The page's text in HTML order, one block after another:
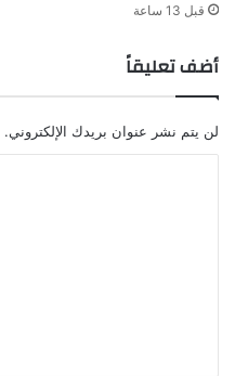
قبل 13 ساعة
أضف تعليقاً
لن يتم نشر عنوان بريدك الإلكتروني.